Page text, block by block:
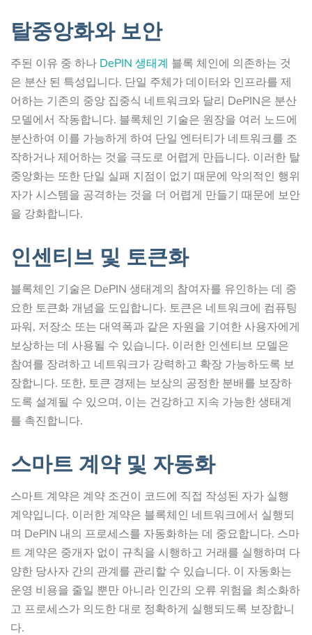
탈중앙화와 보안
주된 이유 중 하나 DePIN 생태계 블록 체인에 의존하는 것
은 분산 된 특성입니다. 단일 주체가 데이터와 인프라를 제
어하는 기존의 중앙 집중식 네트워크와 달리 DePIN은 분산
모델에서 작동합니다. 블록체인 기술은 원장을 여러 노드에
분산하여 이를 가능하게 하여 단일 엔터티가 네트워크를 조
작하거나 제어하는 것을 극도로 어렵게 만듭니다. 이러한 탈
중앙화는 또한 단일 실패 지점이 없기 때문에 악의적인 행위
자가 시스템을 공격하는 것을 더 어렵게 만들기 때문에 보안
을 강화합니다.
인센티브 및 토큰화
블록체인 기술은 DePIN 생태계의 참여자를 유인하는 데 중
요한 토큰화 개념을 도입합니다. 토큰은 네트워크에 컴퓨팅
파워, 저장소 또는 대역폭과 같은 자원을 기여한 사용자에게
보상하는 데 사용될 수 있습니다. 이러한 인센티브 모델은
참여를 장려하고 네트워크가 강력하고 확장 가능하도록 보
장합니다. 또한, 토큰 경제는 보상의 공정한 분배를 보장하
도록 설계될 수 있으며, 이는 건강하고 지속 가능한 생태계
를 촉진합니다.
스마트 계약 및 자동화
스마트 계약은 계약 조건이 코드에 직접 작성된 자가 실행
계약입니다. 이러한 계약은 블록체인 네트워크에서 실행되
며 DePIN 내의 프로세스를 자동화하는 데 중요합니다. 스마
트 계약은 중개자 없이 규칙을 시행하고 거래를 실행하며 다
양한 당사자 간의 관계를 관리할 수 있습니다. 이 자동화는
운영 비용을 줄일 뿐만 아니라 인간의 오류 위험을 최소화하
고 프로세스가 의도한 대로 정확하게 실행되도록 보장합니
다.